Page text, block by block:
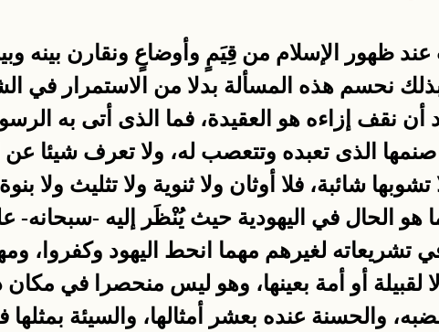
عند ظهور الإسلام من قِيَمٍ وأوضاعٍ ونقارن بينه
وبذلك نحسم هذه المسألة بدلا من الاستمرار في
أن نقف إزاءه هو العقيدة، فما الذى أتى به
صنمها الذى تعبده وتتعصب له، ولا تعرف شيئا عن
شائبة، فلا أوثان ولا ثنوية ولا تثليث ولا
هو الحال في اليهودية حيث يُنْظَر إليه -
تشريعاته لغيرهم مهما انحط اليهود وكفروا،
لقبيلة أو أمة بعينها، وهو ليس منحصرا في
والحسنة عنده بعشر أمثالها، والسيئة